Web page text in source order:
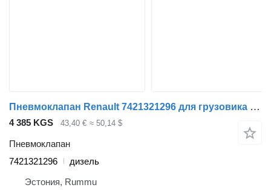
Пневмоклапан Renault 7421321296 для грузовика Renault T (2013-)
4 385 KGS 43,40 € ≈ 50,14 $
Пневмоклапан
7421321296
дизель
Эстония, Rummu